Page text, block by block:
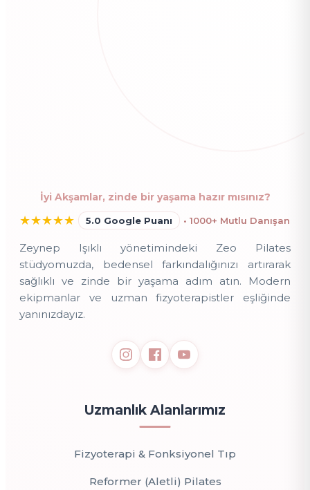
İyi Akşamlar, zinde bir yaşama hazır mısınız?
★★★★★ 5.0 Google Puanı • 1000+ Mutlu Danışan
Zeynep Işıklı yönetimindeki Zeo Pilates
stüdyomuzda, bedensel farkındalığınızı artırarak
sağlıklı ve zinde bir yaşama adım atın. Modern
ekipmanlar ve uzman fizyoterapistler eşliğinde
yanınızdayız.
Uzmanlık Alanlarımız
Fizyoterapi & Fonksiyonel Tıp
Reformer (Aletli) Pilates